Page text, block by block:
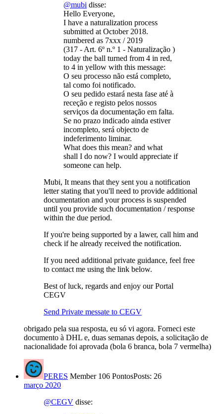
@mubi disse:
Hello Everyone,
I have a naturalization process
submitted at October 2018.
numbered as 7xxx / 2019
(317 - Art. 6º n.º 1 - Naturalização )
today the ball turned from 4 in red,
to 4 in yellow with this message:
O seu processo não está completo,
tal como foi notificado.
O seu pedido estará nesta fase até à
receção e registo pelos nossos
serviços da documentação em falta.
Se no prazo indicado ainda estiver
incompleto, será objecto de
indeferimento liminar.
What does this mean? and what
shall I do now? I would appreciate if
someone can help.
Mubi, It means that they sent you a notification
letter stating that you'll need to provide additional
documentation and your process is suspended
until you provide such documentation / response
within the due period.
If you're being supported by a lawer, call him and
check if he already received the notification.
If you need additional private guidance, feel free
to contact me using the link below.
Best of luck, regards and enjoy our Portal
CEGV
Send Private messate to CEGV
obrigado pela sua resposta, eu só vi agora. Forneci este
documento à DHL e, duas semanas depois, a solicitação de
nacionalidade foi aprovada (bola 6 branca, bola 7 vermelha)
PERES Member 106 PontosPosts: 26
março 2020
@CEGV disse: